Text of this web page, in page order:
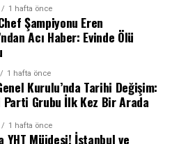
hangi ünlüler var?
Derneği hesaplarına
arasında dikkat çeken
yapanlar: Ajda
Ebru Şahin, Tarkan
1 hafta önce
Şampiyonu Eren
Acı Haber: Evinde Ölü
1 hafta önce
Kurulu’nda Tarihi Değişim:
Parti Grubu İlk Kez Bir Arada
1 hafta önce
YHT Müjdesi! İstanbul ve